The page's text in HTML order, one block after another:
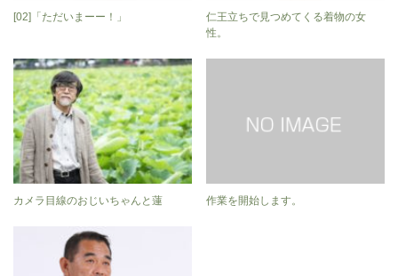
[02]「ただいまーー！」
仁王立ちで見つめてくる着物の女
性。
カメラ目線のおじいちゃんと蓮 作業を開始します。